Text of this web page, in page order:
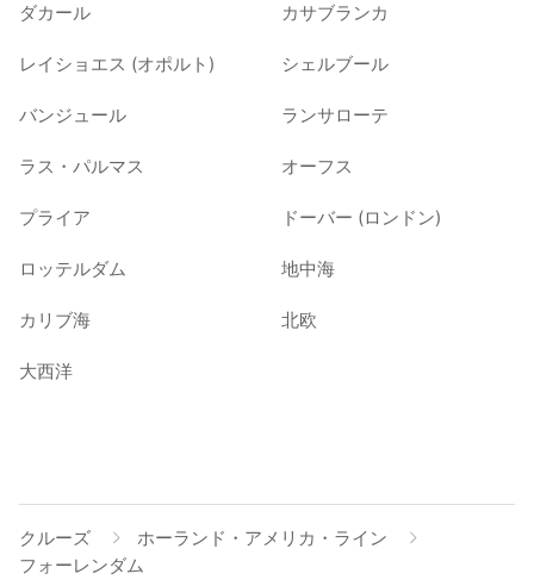
ダカール カサブランカ
レイショエス (オポルト) シェルブール
バンジュール ランサローテ
ラス・パルマス オーフス
プライア ドーバー (ロンドン)
ロッテルダム 地中海
カリブ海 北欧
大西洋
クルーズ
ホーランド・アメリカ・ライン
フォーレンダム